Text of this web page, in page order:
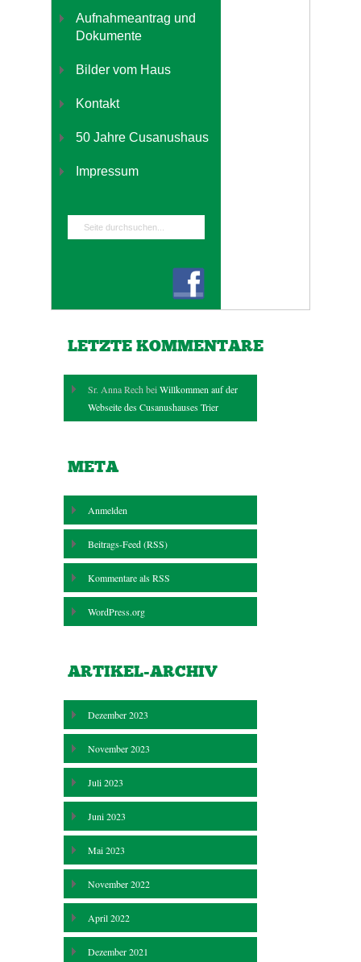
Aufnahmeantrag und
Dokumente
Bilder vom Haus
Kontakt
50 Jahre Cusanushaus
Impressum
LETZTE KOMMENTARE
Sr. Anna Rech beiWillkommen auf der
Webseite des Cusanushauses Trier
META
Anmelden
Beitrags-Feed (RSS)
Kommentare alsRSS
WordPress.org
ARTIKEL-ARCHIV
Dezember 2023
November 2023
Juli 2023
Juni 2023
Mai 2023
November 2022
April 2022
Dezember 2021